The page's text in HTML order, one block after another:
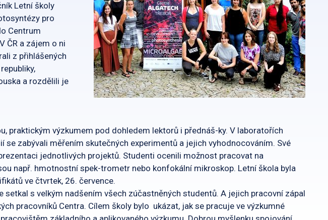
Letní školy
pro
Centrum
ČR a zájem o ni
z přihlášených
a rozdělili je
praktickým výzkumem pod dohledem lektorů i přednáš-ky. V laboratořích
zabývali měřením skutečných experimentů a jejich vyhodnocováním. Své
jednotlivých projektů. Studenti ocenili možnost pracovat na
např. hmotnostní spek-trometr nebo konfokální mikroskop. Letní škola byla
ve čtvrtek, 26. července.
setkal s velkým nadšením všech zúčastněných studentů. A jejich pracovní zápal
pracovníků Centra. Cílem školy bylo ukázat, jak se pracuje ve výzkumné